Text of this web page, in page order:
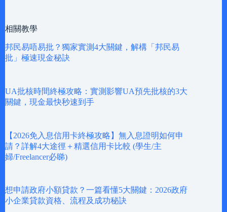
相關教學
邦民易唔易批？獨家實測4大關鍵，解構「邦民易
批」極速現金秘訣
UA批核時間終極攻略：實測影響UA預先批核的3大
關鍵，現金最快秒速到手
【2026免入息信用卡終極攻略】無入息證明如何申
請？詳解4大途徑＋精選信用卡比較 (學生/主
婦/Freelancer必睇)
想申請政府小額貸款？一篇看懂5大關鍵：2026政府
小企業貸款資格、流程及成功秘訣